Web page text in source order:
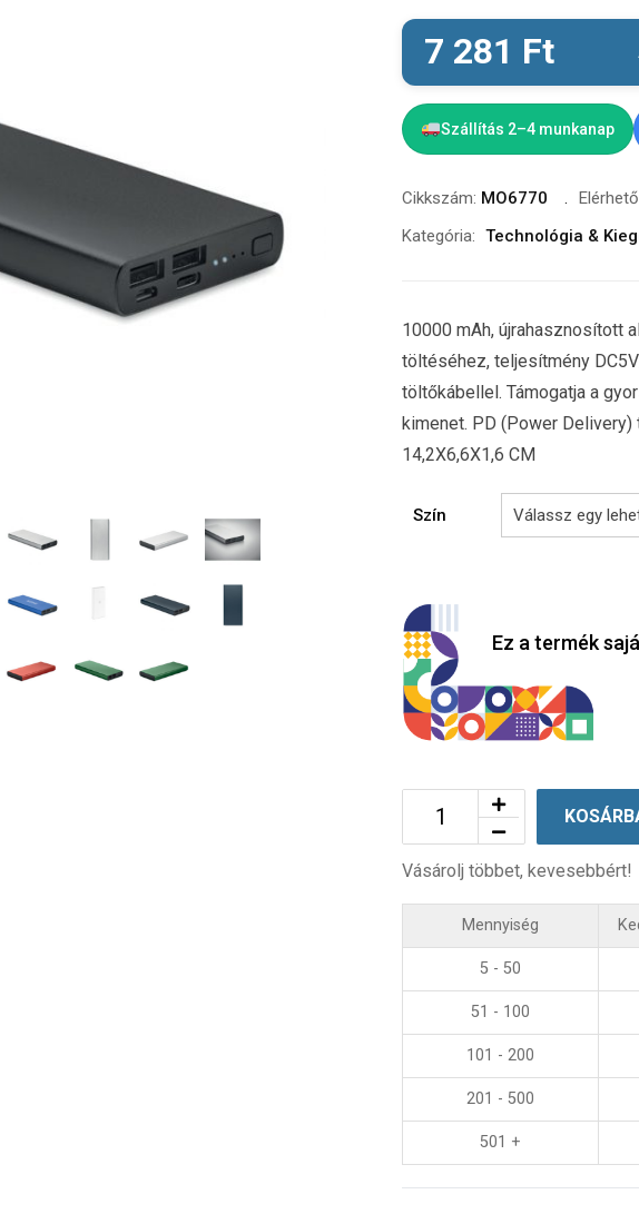
7 281 Ft
Szállítás 2–4 munkanap
Cikkszám: MO6770
Kategória: Technológia &
10000 mAh, újrahasznosított
töltéséhez, teljesítmény
töltőkábellel. Támogatja a
kimenet. PD (Power
14,2X6,6X1,6 CM
Szín
Ez a termék
Vásárolj többet, kevesebbért!
Mennyiség
5 - 50
51 - 100
101 - 200
201 - 500
501 +